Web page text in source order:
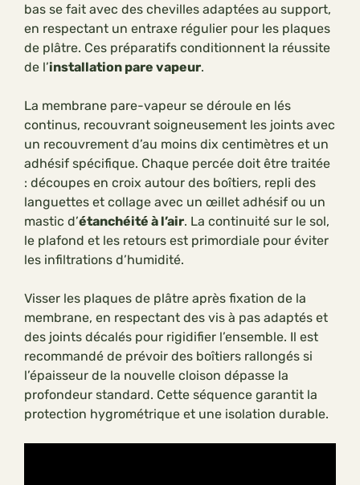
bas se fait avec des chevilles adaptées au support,
en respectant un entraxe régulier pour les plaques
de plâtre. Ces préparatifs conditionnent la réussite
de l’installation pare vapeur.
La membrane pare-vapeur se déroule en lés
continus, recouvrant soigneusement les joints avec
un recouvrement d’au moins dix centimètres et un
adhésif spécifique. Chaque percée doit être traitée
: découpes en croix autour des boîtiers, repli des
languettes et collage avec un œillet adhésif ou un
mastic d’étanchéité à l’air. La continuité sur le sol,
le plafond et les retours est primordiale pour éviter
les infiltrations d’humidité.
Visser les plaques de plâtre après fixation de la
membrane, en respectant des vis à pas adaptés et
des joints décalés pour rigidifier l’ensemble. Il est
recommandé de prévoir des boîtiers rallongés si
l’épaisseur de la nouvelle cloison dépasse la
profondeur standard. Cette séquence garantit la
protection hygrométrique et une isolation durable.